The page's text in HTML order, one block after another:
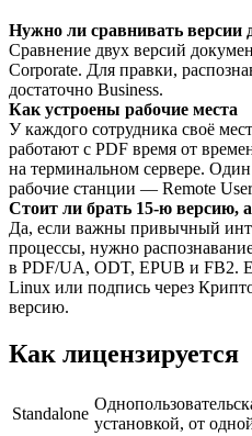
Нужно ли сравнивать версии
Сравнение двух версий
Corporate. Для правки,
достаточно Business.
Как устроены рабочие места
У каждого сотрудника своё
работают с PDF время от
на терминальном сервере.
рабочие станции — Remote
Стоит ли брать 15-ю версию,
Да, если важны привычный
процессы, нужно
в PDF/UA, ODT, EPUB и FB2.
Linux или подпись через
версию.
Как лицензируется
Standalone
установкой, от